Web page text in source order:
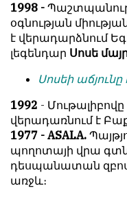
1998 -
օգնության
է վերադարձնում
լեգենդար Սոսե
Սոսեի աճյունը
1992 -
վերադառնում է
1977 - ASALA.
պողոտայի վրա
դեսպանատան
առջև։